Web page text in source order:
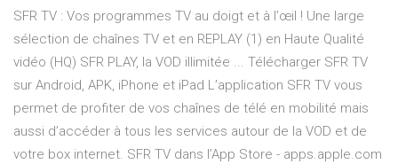
SFR TV : Vos programmes TV au doigt et à l’œil ! Une large
sélection de chaînes TV et en REPLAY (1) en Haute Qualité
vidéo (HQ) SFR PLAY, la VOD illimitée ... Télécharger SFR TV
sur Android, APK, iPhone et iPad L’application SFR TV vous
permet de profiter de vos chaînes de télé en mobilité mais
aussi d’accéder à tous les services autour de la VOD et de
votre box internet. ‎SFR TV dans l’App Store - apps.apple.com